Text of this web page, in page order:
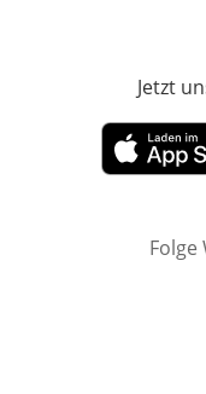
Jetzt
Öffnet in
Folge